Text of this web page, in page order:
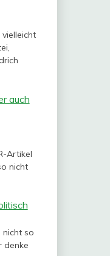
auch
Artikel
nicht
nicht so
denke